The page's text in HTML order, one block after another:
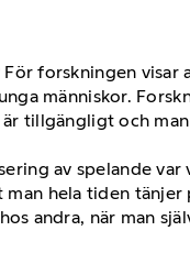
forskningen visar
människor.
tillgängligt och
av spelande var
man hela tiden tänjer
andra, när man